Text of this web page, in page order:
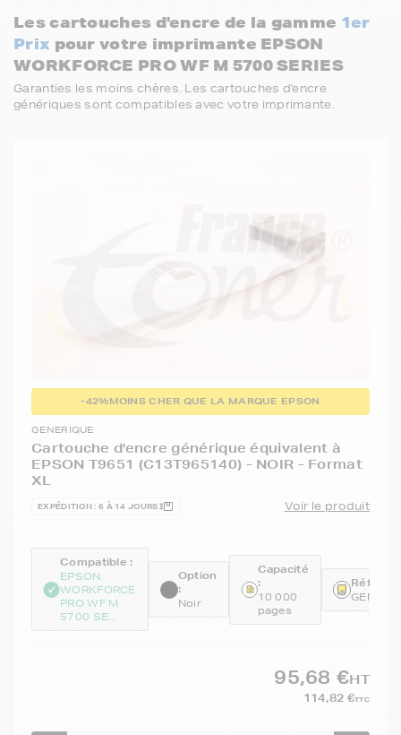
Les cartouches d'encre de la gamme 1er
Prix pour votre imprimante EPSON
WORKFORCE PRO WF M 5700 SERIES
Garanties les moins chères. Les cartouches d'encre
génériques sont compatibles avec votre imprimante.
-42%MOINS CHER QUE LA MARQUE EPSON
GENERIQUE
Cartouche d'encre générique équivalent à
EPSON T9651 (C13T965140) - NOIR - Format
XL
EXPÉDITION : 6 À 14 JOURS Voir le produit
Compatible :
EPSON
WORKFORCE
PRO WF M
5700 SE...
Option
:
Noir
Capacité
:
10 000
pages
95,68 €HT
114,82 €TTC